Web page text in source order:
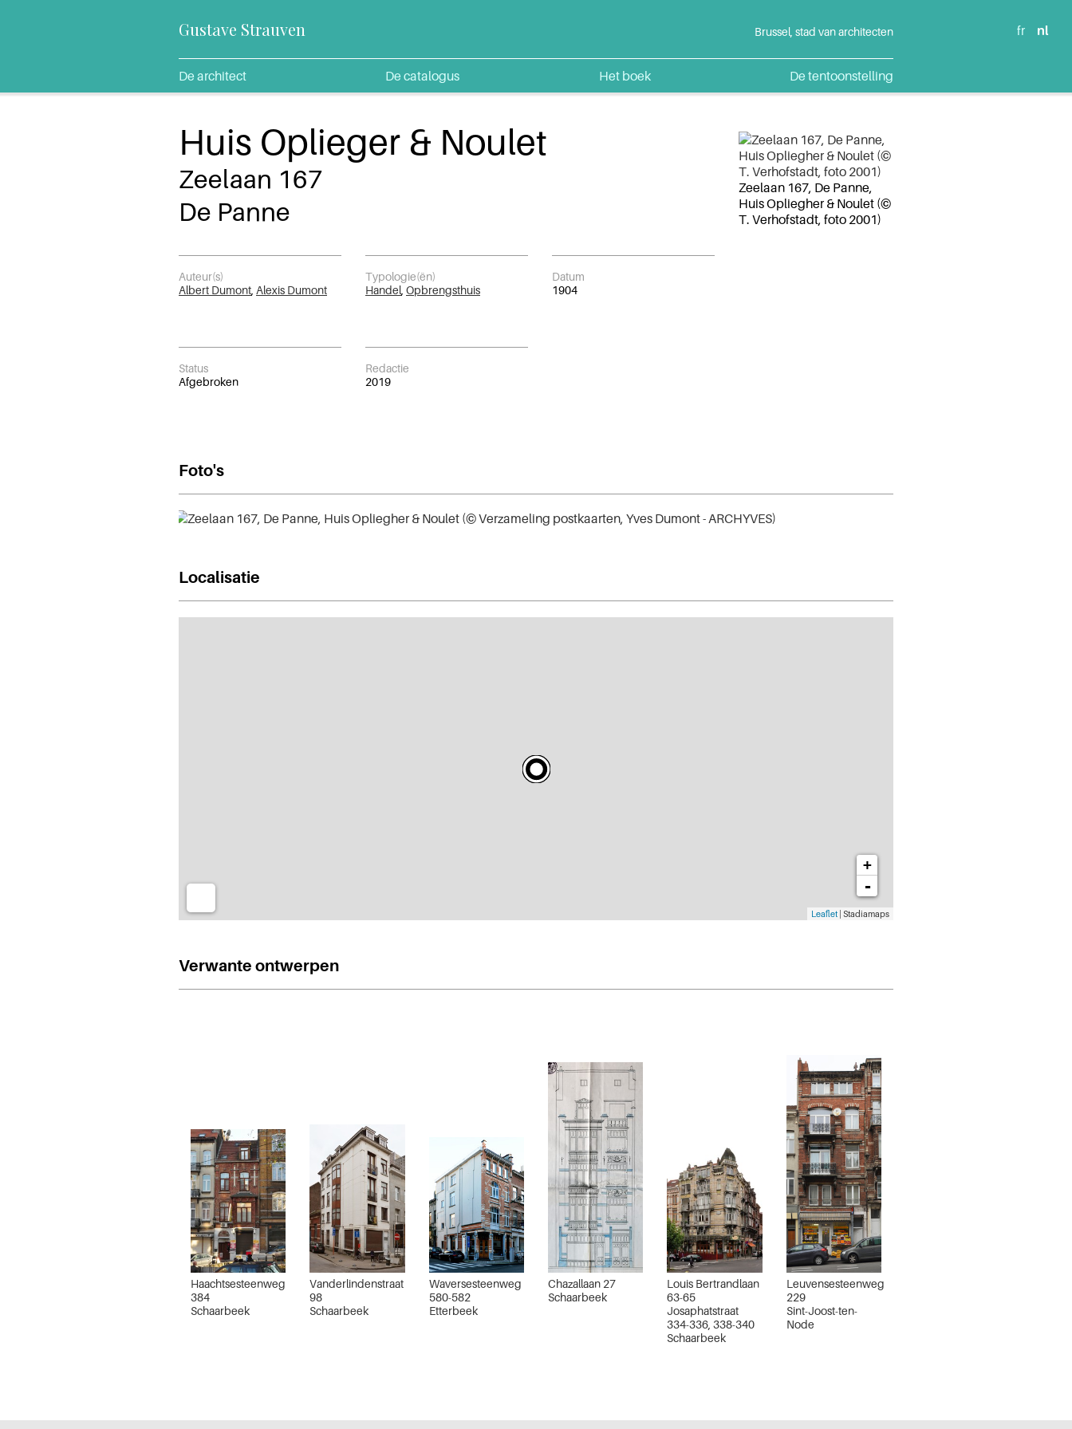
Gustave Strauven Brussel, stad van architecten
De architect De catalogus Het boek De tentoonstelling
fr nl
Huis Oplieger & Noulet
Zeelaan 167
De Panne
Auteur(s)
Albert Dumont Alexis Dumont
Typologie(ën)
Handel Opbrengsthuis
Datum
1904
Status
Afgebroken
Redactie
2019
Zeelaan 167, De Panne,
Huis Opliegher & Noulet (©
T. Verhofstadt, foto 2001)
Foto's
Localisatie
+
-
Leaflet | Stadiamaps
Verwante ontwerpen
Haachtsesteenweg
384
Schaarbeek
Vanderlindenstraat
98
Schaarbeek
Waversesteenweg
580-582
Etterbeek
Chazallaan 27
Schaarbeek
Louis Bertrandlaan
63-65
Josaphatstraat
334-336, 338-340
Schaarbeek
Leuvensesteenweg
229
Sint-Joost-ten-
Node